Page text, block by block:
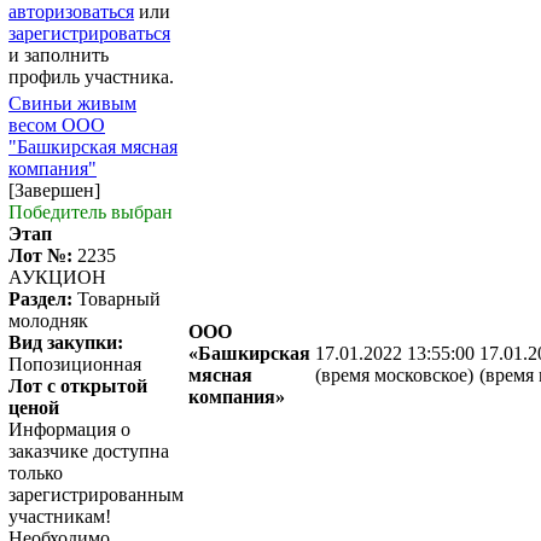
авторизоваться или
зарегистрироваться
и заполнить
профиль участника.
Свиньи живым
весом ООО
"Башкирская мясная
компания"
[Завершен]
Победитель выбран
Этап
Лот №: 2235
АУКЦИОН
Раздел: Товарный
молодняк
Вид закупки:
Попозиционная
Лот с открытой
ценой
Информация о
заказчике доступна
только
зарегистрированным
участникам!
ООО
«Башкирская
мясная
компания»
17.01.2022 13:55:00
(время московское) (время